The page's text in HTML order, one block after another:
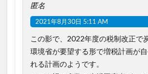
匿名
2021年8月30日 5:11 AM
この影で、2022年度の税制改正で
環境省が要望する形で増税計画が
れる計画のようです。